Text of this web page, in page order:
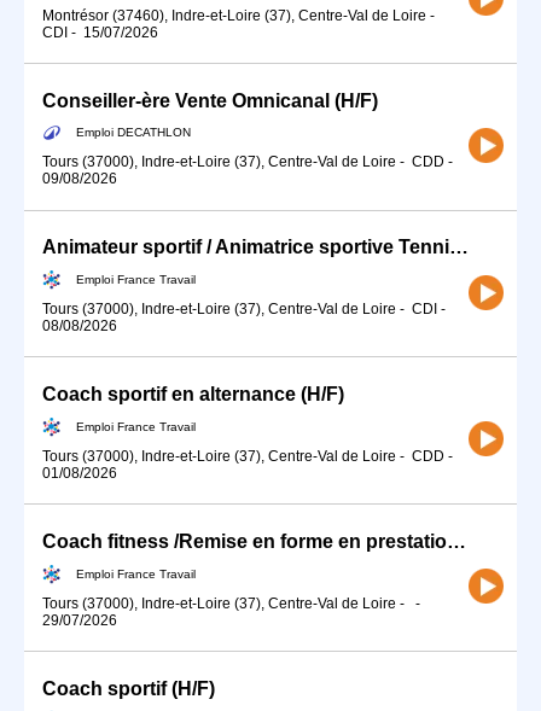
Montrésor (37460), Indre-et-Loire (37), Centre-Val de Loire -
CDI - 15/07/2026
Conseiller-ère Vente Omnicanal (H/F)
Emploi DECATHLON
Tours (37000), Indre-et-Loire (37), Centre-Val de Loire - CDD -
09/08/2026
Animateur sportif / Animatrice sportive Tennis de table (H/F)
Emploi France Travail
Tours (37000), Indre-et-Loire (37), Centre-Val de Loire - CDI -
08/08/2026
Coach sportif en alternance (H/F)
Emploi France Travail
Tours (37000), Indre-et-Loire (37), Centre-Val de Loire - CDD -
01/08/2026
Coach fitness /Remise en forme en prestation (H/F)
Emploi France Travail
Tours (37000), Indre-et-Loire (37), Centre-Val de Loire -
-
29/07/2026
Coach sportif (H/F)